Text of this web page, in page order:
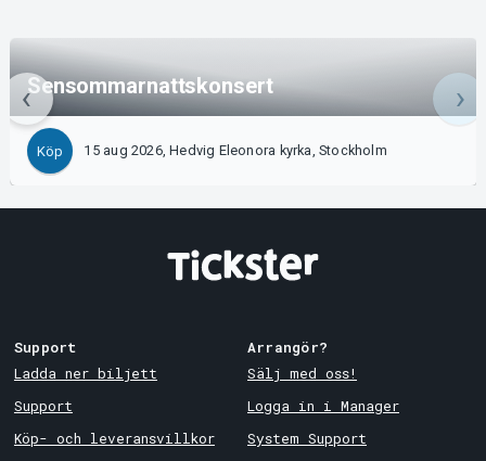
Sensommarnattskonsert
Köp 15 aug 2026, Hedvig Eleonora kyrka, Stockholm
Support
Ladda ner biljett
Support
Köp- och leveransvillkor
Arrangör?
Sälj med oss!
Logga in i Manager
System Support